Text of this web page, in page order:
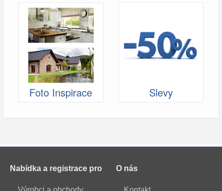
Foto Inspirace Slevy
Nabídka a registrace pro O nás